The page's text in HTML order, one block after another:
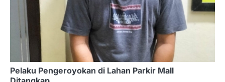
Pelaku Pengeroyokan di Lahan Parkir Mall